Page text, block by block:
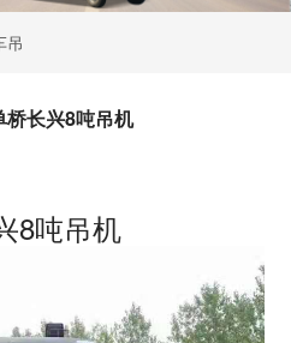
吊
桥长兴8吨吊机
8吨吊机